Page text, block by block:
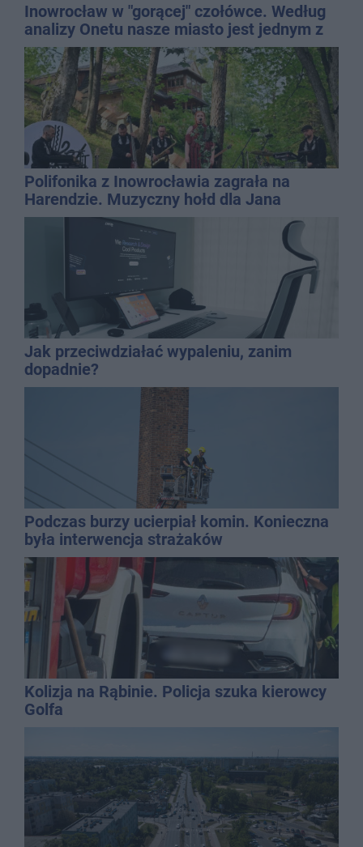
Inowrocław w "gorącej" czołówce. Według
analizy Onetu nasze miasto jest jednym z
najbardziej narażonych na upały
Polifonika z Inowrocławia zagrała na
Harendzie. Muzyczny hołd dla Jana
Kasprowicza
Jak przeciwdziałać wypaleniu, zanim
dopadnie?
Podczas burzy ucierpiał komin. Konieczna
była interwencja strażaków
Kolizja na Rąbinie. Policja szuka kierowcy
Golfa